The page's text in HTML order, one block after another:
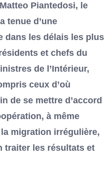
Piantedosi, le
tenue d’une
dans les délais les plus
et chefs du
de l’Intérieur,
ceux d’où
de se mettre d’accord
à même
migration irrégulière,
traiter les résultats et